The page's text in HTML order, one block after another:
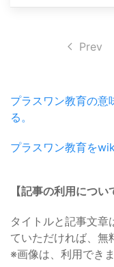
Prev
プラスワン教育の意
る。
プラスワン教育を
【記事の利用につい
タイトルと記事文章
ていただければ、無
※画像は、利用でき